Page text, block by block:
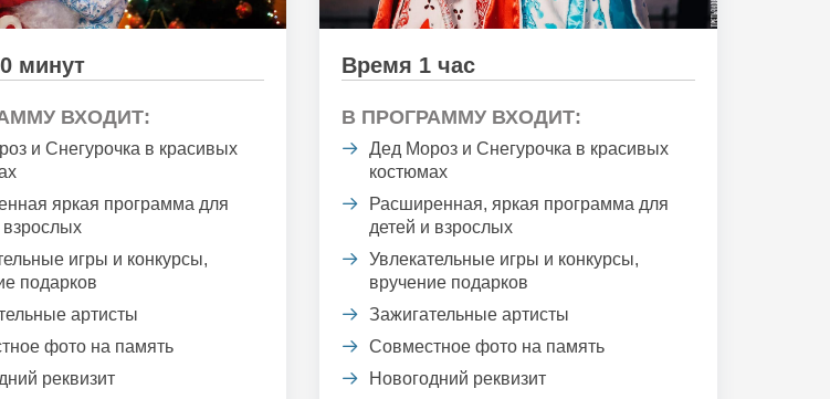
минут
ВХОДИТ:
и Снегурочка в красивых
яркая программа для
взрослых
игры и конкурсы,
подарков
артисты
фото на память
реквизит
Время 1 час
В ПРОГРАММУ ВХОДИТ:
Дед Мороз и Снегурочка в красивых
костюмах
Расширенная, яркая программа для
детей и взрослых
Увлекательные игры и конкурсы,
вручение подарков
Зажигательные артисты
Совместное фото на память
Новогодний реквизит